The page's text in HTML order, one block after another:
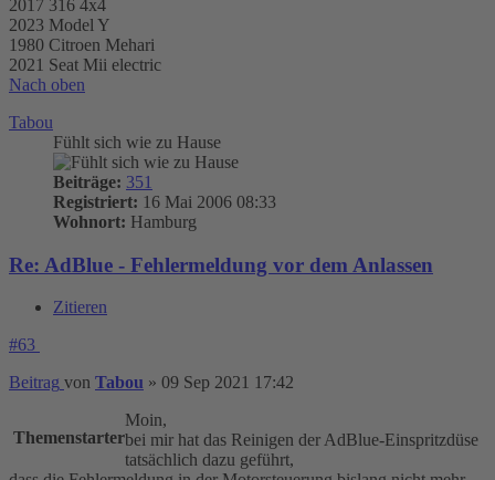
2017 316 4x4
2023 Model Y
1980 Citroen Mehari
2021 Seat Mii electric
Nach oben
Tabou
Fühlt sich wie zu Hause
Beiträge: 351
Registriert: 16 Mai 2006 08:33
Wohnort: Hamburg
Re: AdBlue - Fehlermeldung vor dem Anlassen
Zitieren
#63
Beitrag von Tabou » 09 Sep 2021 17:42
Themenstarter
Moin,
bei mir hat das Reinigen der AdBlue-Einspritzdüse
tatsächlich dazu geführt,